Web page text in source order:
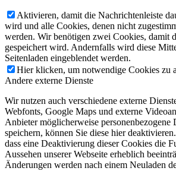
Aktivieren, damit die Nachrichtenleiste
wird und alle Cookies, denen nicht
werden. Wir benötigen zwei Cookies, damit
gespeichert wird. Andernfalls wird diese
Seitenladen eingeblendet werden.
Hier klicken, um notwendige Cookies zu
Andere externe Dienste
Wir nutzen auch verschiedene externe
Webfonts, Google Maps und externe
Anbieter möglicherweise personenbezogene
speichern, können Sie diese hier
dass eine Deaktivierung dieser Cookies die
Aussehen unserer Webseite erheblich
Änderungen werden nach einem Neuladen